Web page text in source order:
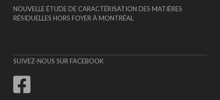
NOUVELLE ÉTUDE DE CARACTÉRISATION DES MATIÈRES
RÉSIDUELLES HORS FOYER À MONTRÉAL
SUIVEZ-NOUS SUR FACEBOOK